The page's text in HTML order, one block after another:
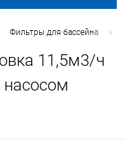
Фильтры для бассейна •
11,5м3/ч